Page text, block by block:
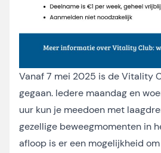
Vanaf 7 mei 2025 is de Vitality
gegaan. Iedere maandag en
uur kun je meedoen met
gezellige beweegmomenten in
afloop is er een mogelijkheid